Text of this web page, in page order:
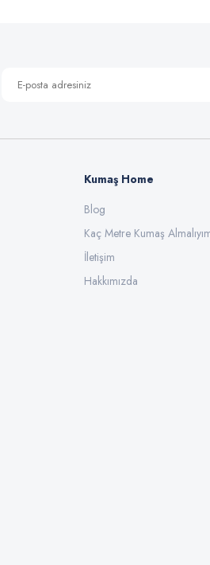
Gönder
Kumaş Home
Blog
Kaç Metre Kumaş
İletişim
Hakkımızda